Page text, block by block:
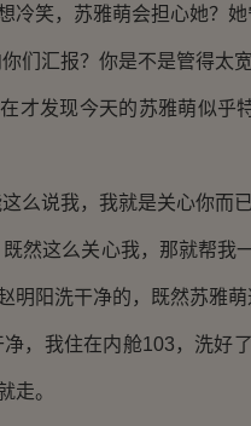
笑，苏雅萌会担心她？她
汇报？你是不是管得太宽
发现今天的苏雅萌似乎
说我，我就是关心你而
这么关心我，那就帮我
明阳洗干净的，既然苏雅
我住在内舱103，洗好了
走。